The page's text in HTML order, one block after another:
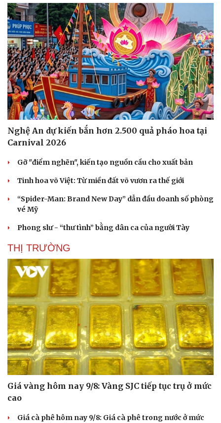
Cây thuốc
Sản phụ khoa
Nhi khoa
Nam khoa
Làm đẹp - giảm cân
Phòng mạch online
Ăn sạch sống khỏe
Blog
Tình yêu - Gia đình
Nghệ An dự kiến bắn hơn 2.500 quả pháo hoa tại
Carnival 2026
Gỡ "điểm nghẽn", kiến tạo nguồn cầu cho xuất bản
Tinh hoa võ Việt: Từ miền đất võ vươn ra thế giới
“Spider-Man: Brand New Day” dẫn đầu doanh số phòng
vé Mỹ
Phong slư - “thư tình” bằng dân ca của người Tày
THỊ TRƯỜNG
Giá vàng hôm nay 9/8: Vàng SJC tiếp tục trụ ở mức
cao
Giá cà phê hôm nay 9/8: Giá cà phê trong nước ở mức